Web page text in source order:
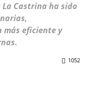
Castrina ha sido
más eficiente y
1052